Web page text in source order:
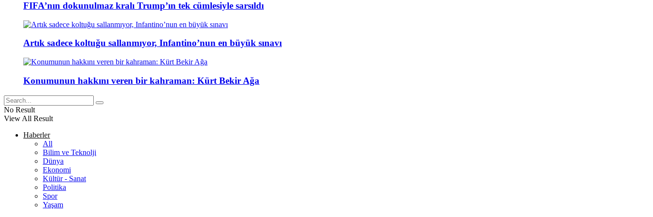
FIFA’nın dokunulmaz kralı Trump’ın tek cümlesiyle sarsıldı
Artık sadece koltuğu sallanmıyor, Infantino’nun en büyük sınavı
Konumunun hakkını veren bir kahraman: Kürt Bekir Ağa
No Result
View All Result
Haberler
All
Bilim ve Teknolji
Dünya
Ekonomi
Kültür - Sanat
Politika
Spor
Yaşam